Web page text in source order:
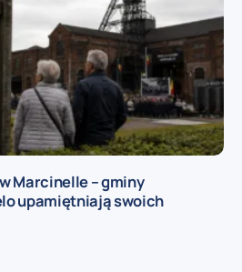
Marcinelle – gminy
upamiętniają swoich